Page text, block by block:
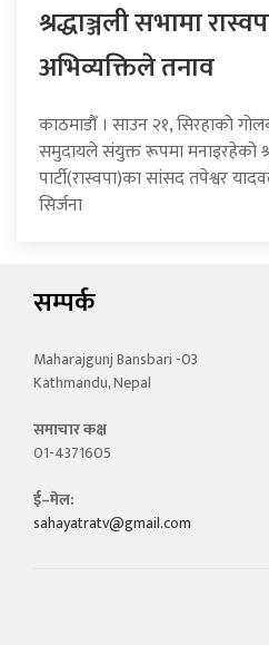
श्रद्धाञ्जली सभामा
अभिव्यक्तिले तनाव
काठमाडौँ । साउन २१, सिरहाको
समुदायले संयुक्त रूपमा मनाइरहेको
पार्टी(रास्वपा)का सांसद तपेश्वर
सिर्जना
सम्पर्क
Maharajgunj Bansbari -03
Kathmandu, Nepal
समाचार कक्ष
01-4371605
ई–मेल:
sahayatratv@gmail.com